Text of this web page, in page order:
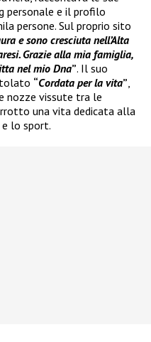
personale e il profilo
persone. Sul proprio sito
e sono cresciuta nell’Alta
Grazie alla mia famiglia,
nel mio Dna”. Il suo
“Cordata per la vita”
nozze vissute tra le
una vita dedicata alla
e lo sport.